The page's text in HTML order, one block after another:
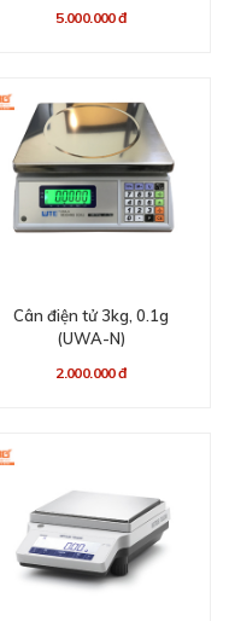
5.000.000 đ
​Cân điện tử 3kg, 0.1g
(UWA-N)
2.000.000 đ